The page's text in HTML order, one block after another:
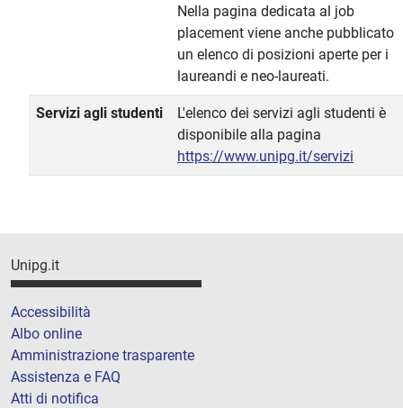
Nella pagina dedicata al job
placement viene anche pubblicato
un elenco di posizioni aperte per i
laureandi e neo-laureati.
Servizi agli studenti
L'elenco dei servizi agli studenti è
disponibile alla pagina
https://www.unipg.it/servizi
Unipg.it
Accessibilità
Albo online
Amministrazione trasparente
Assistenza e FAQ
Atti di notifica